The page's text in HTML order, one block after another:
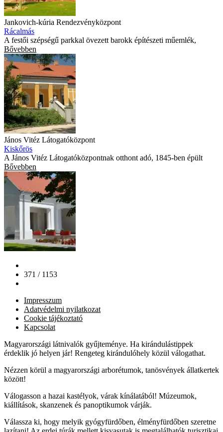
Jankovich-kúria Rendezvényközpont
Rácalmás
A festői szépségű parkkal övezett barokk építészeti műemlék,
Bővebben
János Vitéz Látogatóközpont
Kiskőrös
A János Vitéz Látogatóközpontnak otthont adó, 1845-ben épült
Bővebben
371 / 1153
Impresszum
Adatvédelmi nyilatkozat
Cookie tájékoztató
Kapcsolat
Magyarországi látnivalók gyűjteménye. Ha kirándulástippek
érdeklik jó helyen jár! Rengeteg kirándulóhely közül válogathat.
Nézzen körül a magyarországi arborétumok, tanösvények állatkertek
között!
Válogasson a hazai kastélyok, várak kínálatából! Múzeumok,
kiállítások, skanzenek és panoptikumok várják.
Válassza ki, hogy melyik gyógyfürdőben, élményfürdőben szeretne